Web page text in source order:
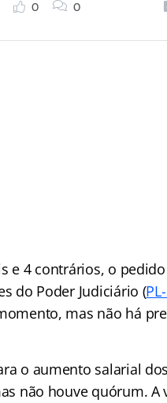
0 0
e 4 contrários, o
do Poder Judiciário (
mas não há
o aumento salarial
não houve quórum. A